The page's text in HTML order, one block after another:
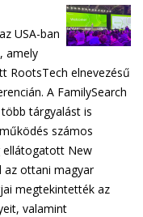
USA-ban
amely
RootsTech elnevezésű
A FamilySearch
tárgyalást is
számos
ellátogatott New
az ottani magyar
megtekintették az
valamint